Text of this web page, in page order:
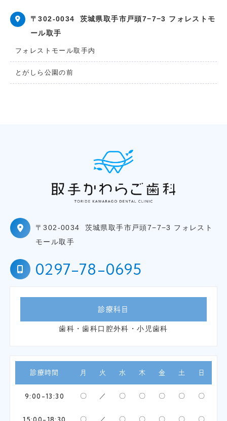
〒302-0034
茨城県取手市戸頭7−7−3 フォレストモ
ール取手
フォレストモール取手内
とがしら公園の前
〒302-0034
茨城県取手市戸頭7−7−3 フォレスト
モール取手
0297-78-0695
診療科目
歯科・歯科口腔外科・小児歯科
診療時間 月 火 水 木 金 土 日
9:00-13:30 〇 ／ 〇 〇 〇 〇 〇
15:00-18:30 〇 ／ 〇 〇 〇 〇 〇